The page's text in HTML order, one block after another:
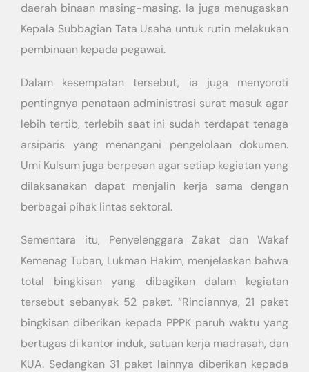
daerah binaan masing-masing. Ia juga menugaskan
Kepala Subbagian Tata Usaha untuk rutin melakukan
pembinaan kepada pegawai.
Dalam kesempatan tersebut, ia juga menyoroti
pentingnya penataan administrasi surat masuk agar
lebih tertib, terlebih saat ini sudah terdapat tenaga
arsiparis yang menangani pengelolaan dokumen.
Umi Kulsum juga berpesan agar setiap kegiatan yang
dilaksanakan dapat menjalin kerja sama dengan
berbagai pihak lintas sektoral.
Sementara itu, Penyelenggara Zakat dan Wakaf
Kemenag Tuban, Lukman Hakim, menjelaskan bahwa
total bingkisan yang dibagikan dalam kegiatan
tersebut sebanyak 52 paket. “Rinciannya, 21 paket
bingkisan diberikan kepada PPPK paruh waktu yang
bertugas di kantor induk, satuan kerja madrasah, dan
KUA. Sedangkan 31 paket lainnya diberikan kepada